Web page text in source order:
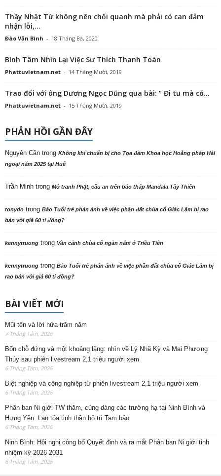
Thầy Nhật Từ không nên chối quanh mà phải có can đảm
nhận lỗi,...
Đào Văn Bình - 18 Tháng Ba, 2020
Bình Tâm Nhìn Lại Việc Sư Thích Thanh Toàn
Phattuvietnam.net - 14 Tháng Mười, 2019
Trao đổi với ông Dương Ngọc Dũng qua bài: “ Đi tu mà có...
Phattuvietnam.net - 15 Tháng Mười, 2019
PHẢN HỒI GẦN ĐÂY
Nguyên Cần trong Không khí chuẩn bị cho Tọa đàm Khoa học Hoằng pháp Hải
ngoại năm 2025 tại Huế
Trần Minh trong Mở tranh Phật, cầu an trên bảo tháp Mandala Tây Thiên
tonydo trong Báo Tuổi trẻ phản ảnh về việc phần đất chùa cổ Giác Lâm bị rao
bán với giá 60 tỉ đồng?
kennytruong trong Vãn cảnh chùa cổ ngàn năm ở Triều Tiên
kennytruong trong Báo Tuổi trẻ phản ảnh về việc phần đất chùa cổ Giác Lâm bị
rao bán với giá 60 tỉ đồng?
BÀI VIẾT MỚI
Mũi tên và lời hứa trăm năm
7 Tháng Tám, 2026
Bốn chỗ đứng và một khoảng lặng: nhìn về Lý Nhã Kỳ và Mai Phương
Thúy sau phiên livestream 2,1 triệu người xem
6 Tháng Tám, 2026
Biệt nghiệp và cộng nghiệp từ phiên livestream 2,1 triệu người xem
6 Tháng Tám, 2026
Phân ban Ni giới TW thăm, cúng dàng các trường hạ tại Ninh Bình và
Hưng Yên: Lan tỏa tinh thần hộ trì Tam bảo
6 Tháng Tám, 2026
Ninh Bình: Hội nghị công bố Quyết định và ra mắt Phân ban Ni giới tỉnh
nhiệm kỳ 2026-2031
6 Tháng Tám, 2026